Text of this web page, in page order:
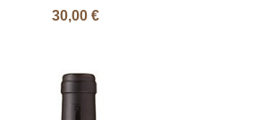
Prix
30,00 €